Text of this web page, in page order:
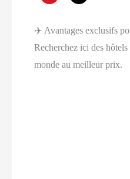
✈️ Avantages exclusifs
Recherchez ici des
monde au meilleur prix.